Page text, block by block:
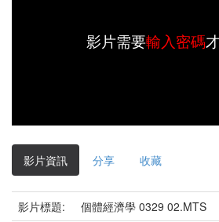
影片需要輸入密碼
影片資訊 分享 收藏
影片標題:
個體經濟學 0329 02.MTS